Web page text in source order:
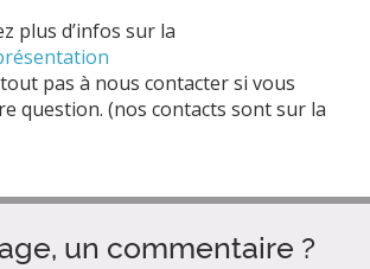
plus d’infos sur la
pas à nous contacter si vous
question. (nos contacts sont sur la
un commentaire ?